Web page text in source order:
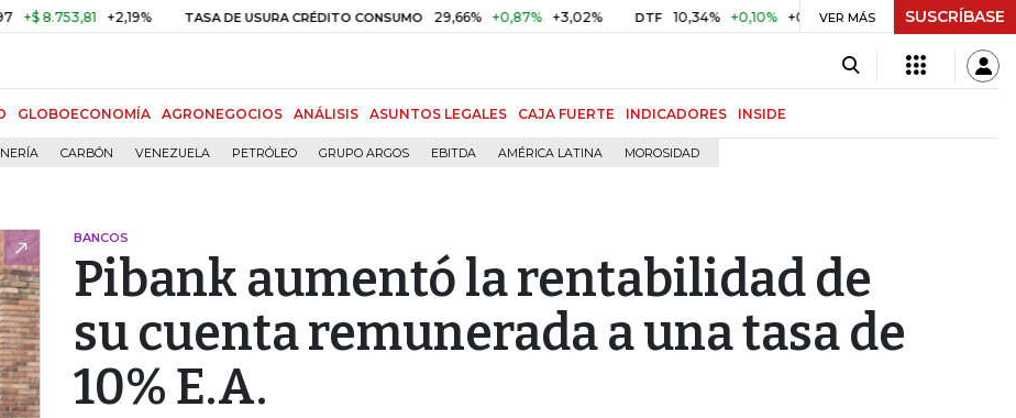
+2,19% TASA DE USURA CRÉDITO CONSUMO 29,66% +0,87% +3,02% DTF 10,34% +0,10% +0,98% UVR $ 416,91 +$ 0,05
VER MÁS SUSCRÍBASE
GLOBOECONOMÍA AGRONEGOCIOS ANÁLISIS ASUNTOS LEGALES CAJA FUERTE INDICADORES INSIDE
CARBÓN VENEZUELA PETRÓLEO GRUPO ARGOS EBITDA AMÉRICA LATINA MOROSIDAD
BANCOS
Pibank aumentó la rentabilidad de
su cuenta remunerada a una tasa de
10% E.A.